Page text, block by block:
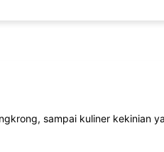
sampai kuliner kekinian